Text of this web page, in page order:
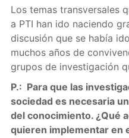
Los temas transversales
a PTI han ido naciendo
discusión que se había
muchos años de
grupos de investigación
P.: Para que las
sociedad es necesaria
del conocimiento. ¿Qué
quieren implementar en